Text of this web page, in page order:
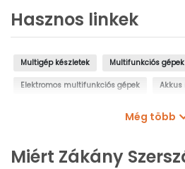
Hasznos linkek
Multigép készletek Multifunkciós gépek
Elektromos multifunkciós gépek Akkus
Még több
Miért Zákány